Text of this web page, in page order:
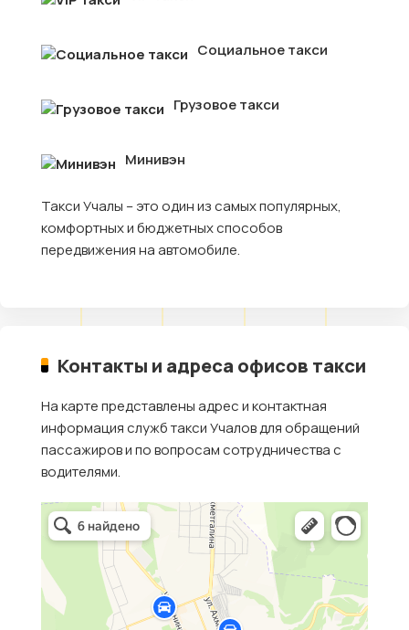
Социальное такси
Грузовое такси
Минивэн
Такси Учалы – это один из самых популярных,
комфортных и бюджетных способов
передвижения на автомобиле.
Контакты и адреса офисов такси
На карте представлены адрес и контактная
информация служб такси Учалов для обращений
пассажиров и по вопросам сотрудничества с
водителями.